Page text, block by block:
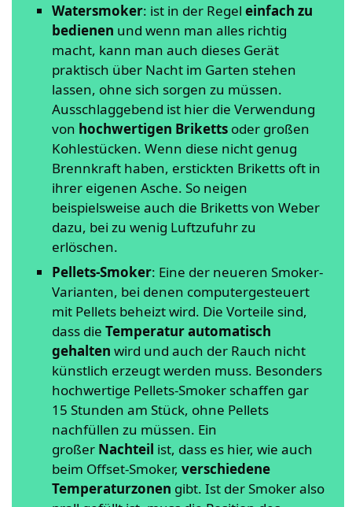
Watersmoker: ist in der Regel einfach zu
bedienen und wenn man alles richtig
macht, kann man auch dieses Gerät
praktisch über Nacht im Garten stehen
lassen, ohne sich sorgen zu müssen.
Ausschlaggebend ist hier die Verwendung
von hochwertigen Briketts oder großen
Kohlestücken. Wenn diese nicht genug
Brennkraft haben, erstickten Briketts oft in
ihrer eigenen Asche. So neigen
beispielsweise auch die Briketts von Weber
dazu, bei zu wenig Luftzufuhr zu
erlöschen.
Pellets-Smoker: Eine der neueren Smoker-
Varianten, bei denen computergesteuert
mit Pellets beheizt wird. Die Vorteile sind,
dass die Temperatur automatisch
gehalten wird und auch der Rauch nicht
künstlich erzeugt werden muss. Besonders
hochwertige Pellets-Smoker schaffen gar
15 Stunden am Stück, ohne Pellets
nachfüllen zu müssen. Ein
großer Nachteil ist, dass es hier, wie auch
beim Offset-Smoker, verschiedene
Temperaturzonen gibt. Ist der Smoker also